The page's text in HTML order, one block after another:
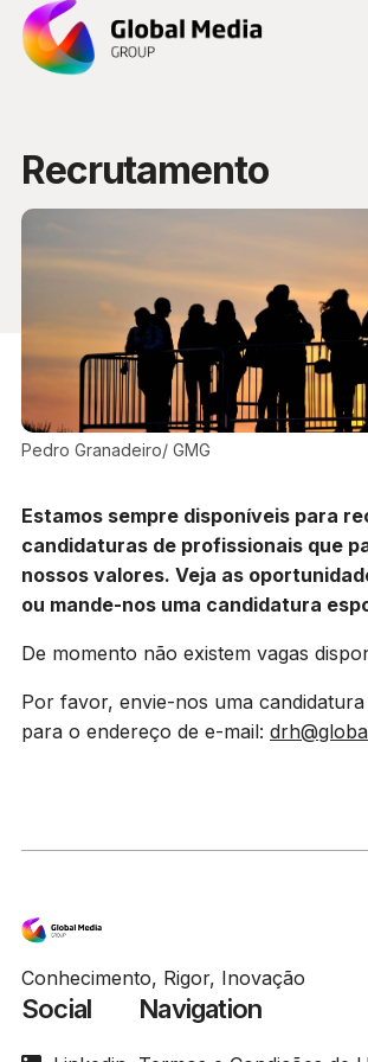
Recrutamento
Pedro Granadeiro/ GMG
Estamos sempre disponíveis para
candidaturas de profissionais que
nossos valores. Veja as
ou mande-nos uma candidatura
De momento não existem vagas
Por favor, envie-nos uma
para o endereço de e-mail:
Conhecimento, Rigor, Inovação
Social Navigation